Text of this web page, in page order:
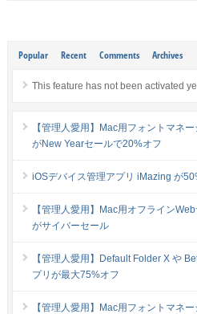
Popular Recent Comments Archives
This feature has not been activated
【管理人愛用】Mac用フォントマネ
がNew Yearセールで20%オフ
iOSデバイス管理アプリ iMazing が
【管理人愛用】Mac用オフライン
がサイバーセール
【管理人愛用】Default Folder X や
プリが最大75%オフ
【管理人愛用】Mac用フォントマネ